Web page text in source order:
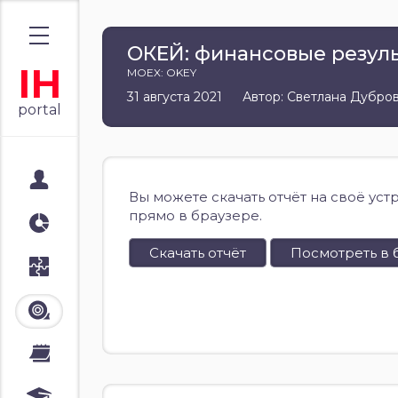
IH
portal
Аналитика
Стратегии
Лента
Календари
ОКЕЙ: финансовые
MOEX: OKEY
31 августа 2021 Автор: Светлана
Вы можете скачать отчёт на своё
прямо в браузере.
Скачать отчёт Посмотреть в